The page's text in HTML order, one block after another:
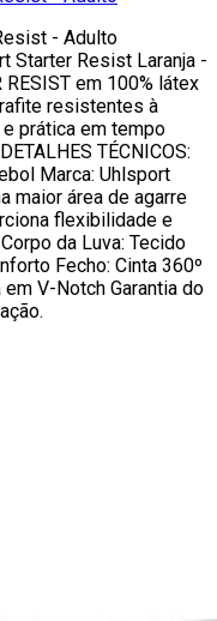
- Adulto
Starter Resist Laranja -
RESIST em 100% látex
resistentes à
prática em tempo
TÉCNICOS:
Marca: Uhlsport
maior área de agarre
flexibilidade e
da Luva: Tecido
Fecho: Cinta 360º
V-Notch Garantia do